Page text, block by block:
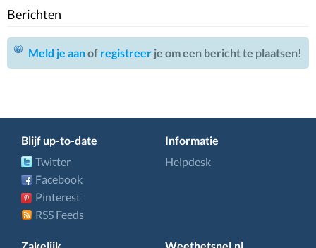
Berichten
Meld je aanof registreer je om een bericht te plaatsen!
Blijf up-to-date
Twitter
Facebook
Pinterest
RSS Feeds
Informatie
Helpdesk